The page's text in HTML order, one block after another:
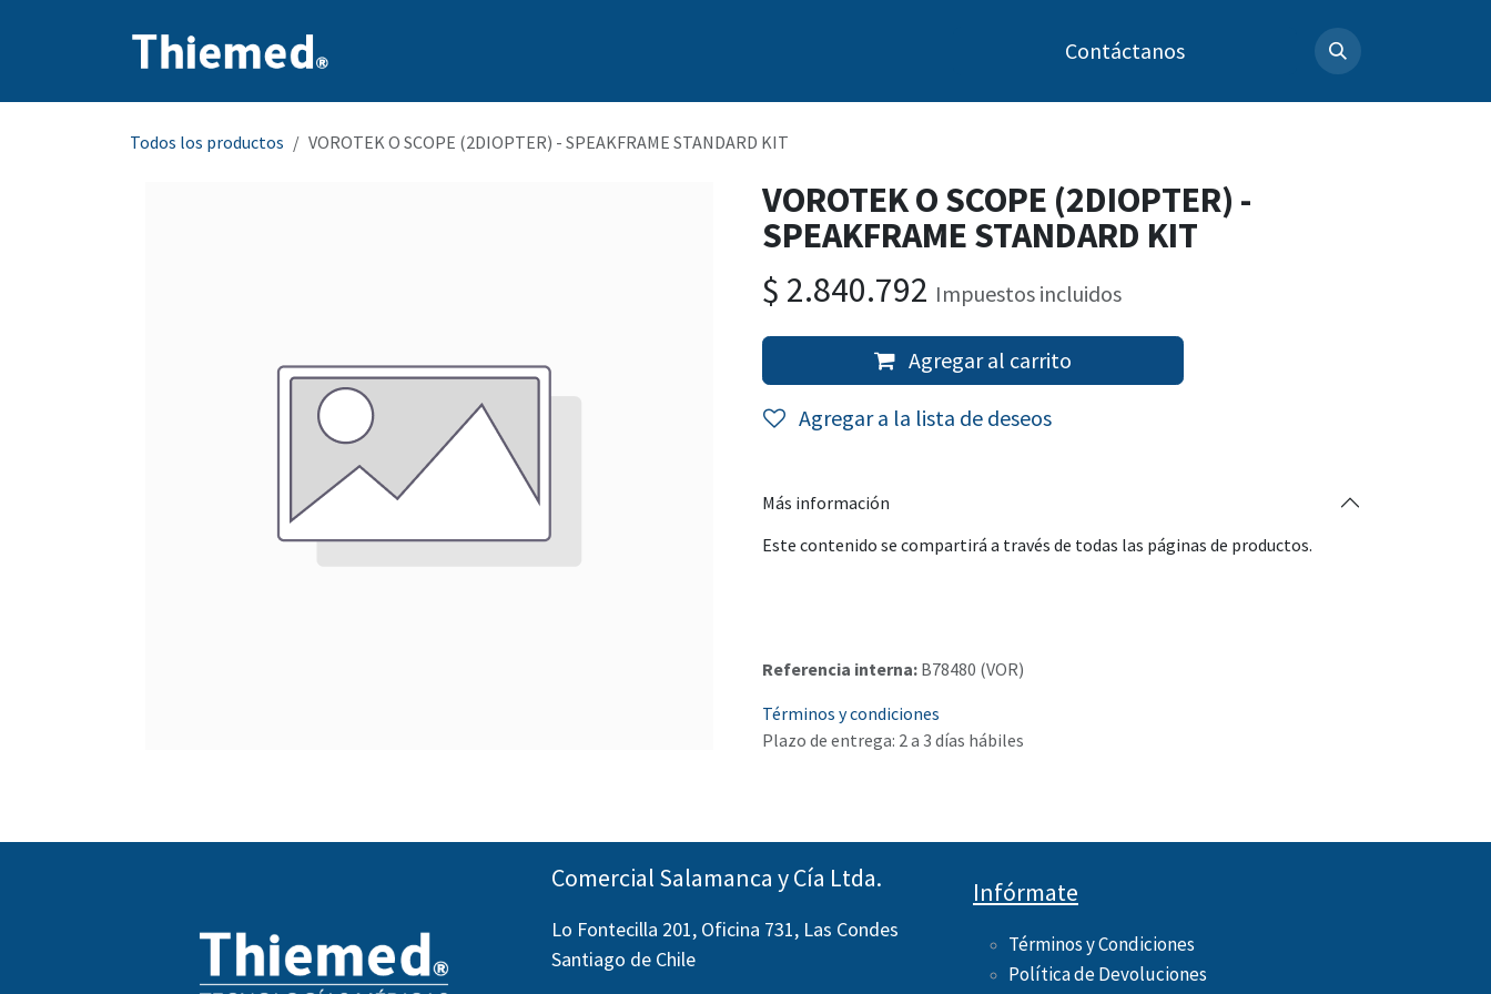
Contáctanos
Todos los productos VOROTEK O SCOPE (2DIOPTER) - SPEAKFRAME STANDARD KIT
VOROTEK O SCOPE (2DIOPTER) -
SPEAKFRAME STANDARD KIT
$ 2.840.792 Impuestos incluidos
Agregar al carrito
Agregar a la lista de deseos
Más información
Este contenido se compartirá a través de todas las páginas de productos.
Referencia interna: B78480 (VOR)
Términos y condiciones
Plazo de entrega: 2 a 3 días hábiles
Comercial Salamanca y Cía Ltda.
Lo Fontecilla 201, Oficina 731, Las Condes
Santiago de Chile
Infórmate
Términos y Condiciones
Política de Devoluciones